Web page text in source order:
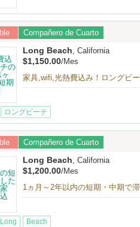
Compañero de Cuarto
Long Beach, California
$1,150.00/Mes
家具,wifi,光熱費込み！ロングビ
ロングビーチ
Compañero de Cuarto
Long Beach, California
$1,200.00/Mes
1ヵ月～2年以内の短期・中期で
Long Beach